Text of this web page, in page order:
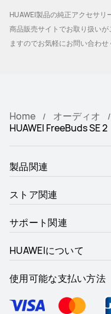
HUAWEI製品の純正アクセサ
商品販売サイトでお取り扱い
ますのでお気軽にお問い合わせ
Home オーディオ
HUAWEI FreeBuds SE 2
製品関連
ストア関連
サポート関連
HUAWEIについて
使用可能な支払い方法